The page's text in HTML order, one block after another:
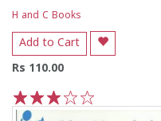
H and C Books
Add to Cart
Rs 110.00
2
1